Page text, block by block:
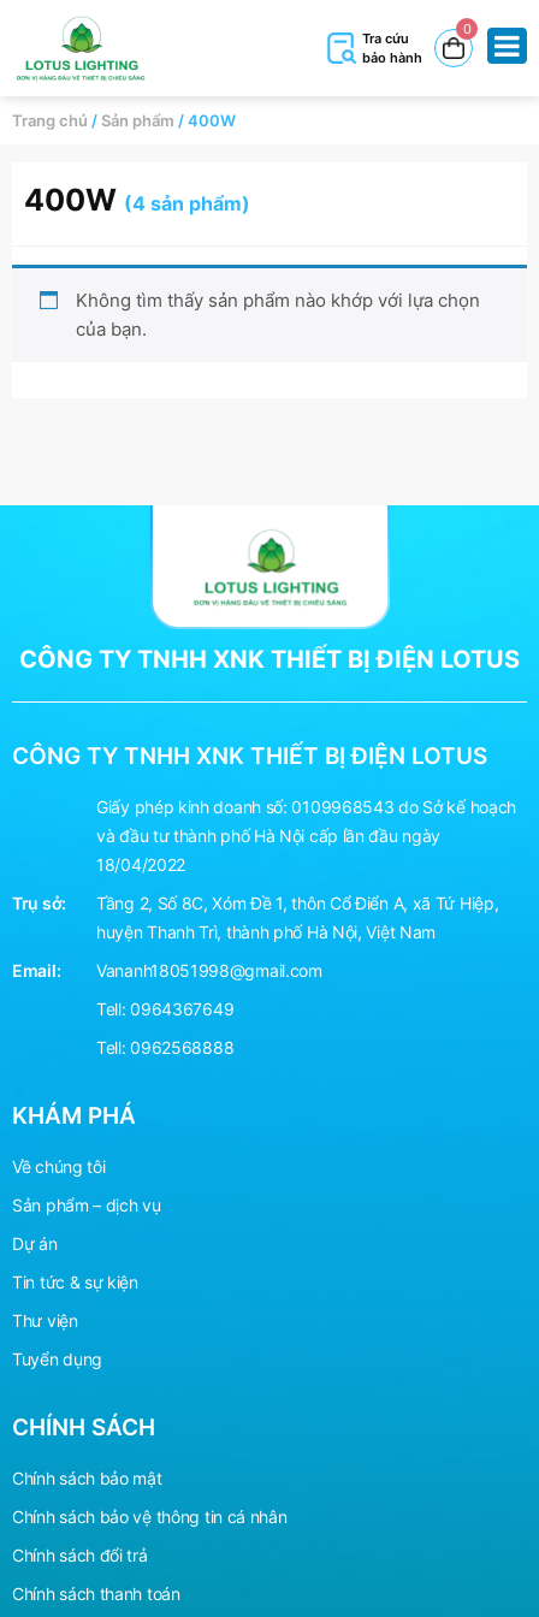
Tra cứu
bảo hành
0
Trang chủ / Sản phẩm /400W
400W (4 sản phẩm)
Không tìm thấy sản phẩm nào khớp với lựa chọn
của bạn.
CÔNG TY TNHH XNK THIẾT BỊ ĐIỆN LOTUS
CÔNG TY TNHH XNK THIẾT BỊ ĐIỆN LOTUS
Giấy phép kinh doanh số: 0109968543 do Sở kế hoạch
và đầu tư thành phố Hà Nội cấp lần đầu ngày
18/04/2022
Trụ sở:
Tầng 2, Số 8C, Xóm Đề 1, thôn Cổ Điển A, xã Tứ Hiệp,
huyện Thanh Trì, thành phố Hà Nội, Việt Nam
Email:
Vananh18051998@gmail.com
Tell:0964367649
Tell:0962568888
KHÁM PHÁ
Về chúng tôi
Sản phẩm – dịch vụ
Dự án
Tin tức & sự kiện
Thư viện
Tuyển dụng
CHÍNH SÁCH
Chính sách bảo mật
Chính sách bảo vệ thông tin cá nhân
Chính sách đổi trả
Chính sách thanh toán